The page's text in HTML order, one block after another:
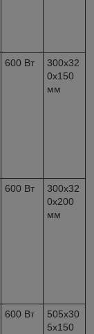
600 Вт
300x32
0x150
мм
600 Вт
300x32
0x200
мм
600 Вт
505x30
5x150